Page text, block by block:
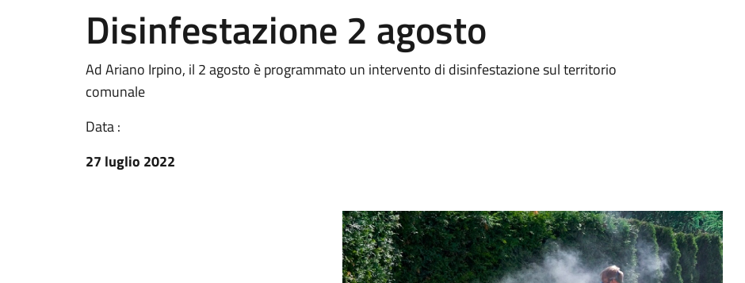
Disinfestazione 2 agosto
Ad Ariano Irpino, il 2 agosto è programmato un intervento di disinfestazione sul territorio
comunale
Data :
27 luglio 2022